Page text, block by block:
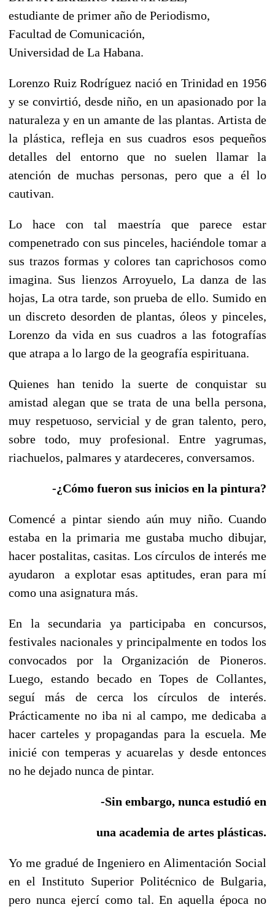
estudiante de primer año de Periodismo,
Facultad de Comunicación,
Universidad de La Habana.
Lorenzo Ruiz Rodríguez nació en Trinidad en 1956
y se convirtió, desde niño, en un apasionado por la
naturaleza y en un amante de las plantas. Artista de
la plástica, refleja en sus cuadros esos pequeños
detalles del entorno que no suelen llamar la
atención de muchas personas, pero que a él lo
cautivan.
Lo hace con tal maestría que parece estar
compenetrado con sus pinceles, haciéndole tomar a
sus trazos formas y colores tan caprichosos como
imagina. Sus lienzos Arroyuelo, La danza de las
hojas, La otra tarde, son prueba de ello. Sumido en
un discreto desorden de plantas, óleos y pinceles,
Lorenzo da vida en sus cuadros a las fotografías
que atrapa a lo largo de la geografía espirituana.
Quienes han tenido la suerte de conquistar su
amistad alegan que se trata de una bella persona,
muy respetuoso, servicial y de gran talento, pero,
sobre todo, muy profesional. Entre yagrumas,
riachuelos, palmares y atardeceres, conversamos.
-¿Cómo fueron sus inicios en la pintura?
Comencé a pintar siendo aún muy niño. Cuando
estaba en la primaria me gustaba mucho dibujar,
hacer postalitas, casitas. Los círculos de interés me
ayudaron a explotar esas aptitudes, eran para mí
como una asignatura más.
En la secundaria ya participaba en concursos,
festivales nacionales y principalmente en todos los
convocados por la Organización de Pioneros.
Luego, estando becado en Topes de Collantes,
seguí más de cerca los círculos de interés.
Prácticamente no iba ni al campo, me dedicaba a
hacer carteles y propagandas para la escuela. Me
inicié con temperas y acuarelas y desde entonces
no he dejado nunca de pintar.
-Sin embargo, nunca estudió en
una academia de artes plásticas.
Yo me gradué de Ingeniero en Alimentación Social
en el Instituto Superior Politécnico de Bulgaria,
pero nunca ejercí como tal. En aquella época no